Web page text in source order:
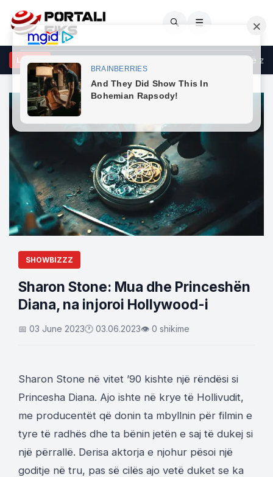
🔍 ☰
LAJME
amerikane strehoi 26-vjeçarin por tronditen nga ajo çfarë
SHOWBIZZZ
Sharon Stone: Mua dhe Princeshën
Diana, na injoroi Hollywood-i
📅 03 June 2023🕐 03.06.2023👁 0 shikime
Sharon Stone në vitet ’90 kishte një rëndësi si
Princesha Diana. Ajo ishte në krye të Hollivudit,
me producentët që donin ta mbyllnin për filmin e
tyre të radhës dhe ta bënin jetën e saj të dukej si
një përrallë. Derisa aktorja e njohur pësoi një
goditje në tru, pas së cilës ajo vetë duket se ka